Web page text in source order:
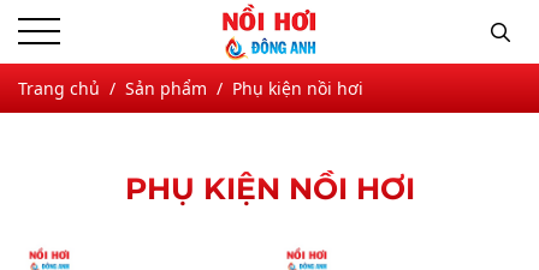
Trang chủ Sản phẩm Phụ kiện nồi hơi
PHỤ KIỆN NỒI HƠI